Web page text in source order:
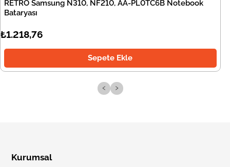
RETRO Samsung N310, NF210, AA-PL0TC6B Notebook
Bataryası
₺1.218,76
Sepete Ekle
‹ ›
Kurumsal